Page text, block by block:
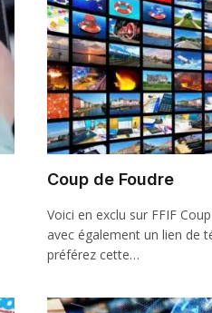
Coup de Foudre
Voici en exclu sur FFIF
avec également un lien de
préférez cette…